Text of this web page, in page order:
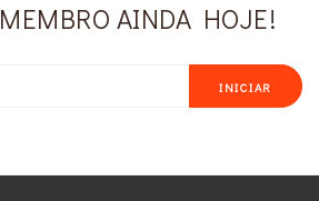
AINDA HOJE!
INICIAR